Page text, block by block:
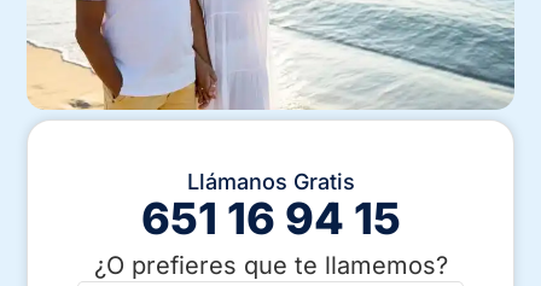
Llámanos Gratis
651 16 94 15
¿O prefieres que te llamemos?